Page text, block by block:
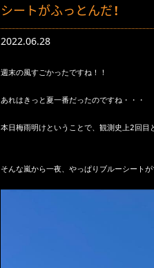
シートがふっとんだ！
2022.06.28
週末の風すごかったですね！！
あれはきっと夏一番だったのですね・・・
本日梅雨明けということで、観測史上2回
そんな嵐から一夜、やっぱりブルーシートが